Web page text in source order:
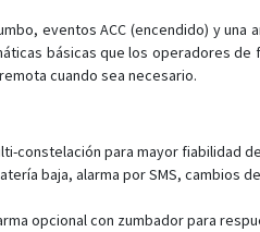
PT32
PT55
PT60-L
PT66
PT81
eventos ACC (encendido) y una
básicas que los operadores
cuando sea necesario.
constelación para mayor fiabilidad
baja, alarma por SMS, cambios
opcional con zumbador para